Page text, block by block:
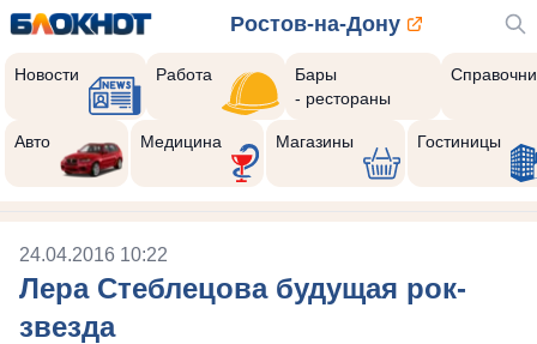
Ростов-на-Дону
Новости Работа
Бары
- рестораны
Авто Медицина Магазины Гостиницы
24.04.2016 10:22
Лера Стеблецова будущая рок-
звезда